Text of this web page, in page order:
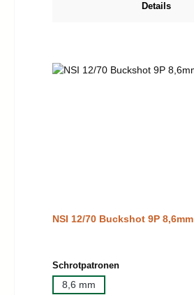
Details
NSI 12/70 Buckshot 9P 8,6mm
Schrotpatronenauswählen
8,6 mm